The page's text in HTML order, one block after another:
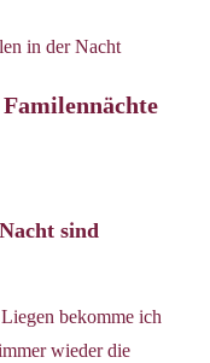
sind
bekomme ich
wieder die